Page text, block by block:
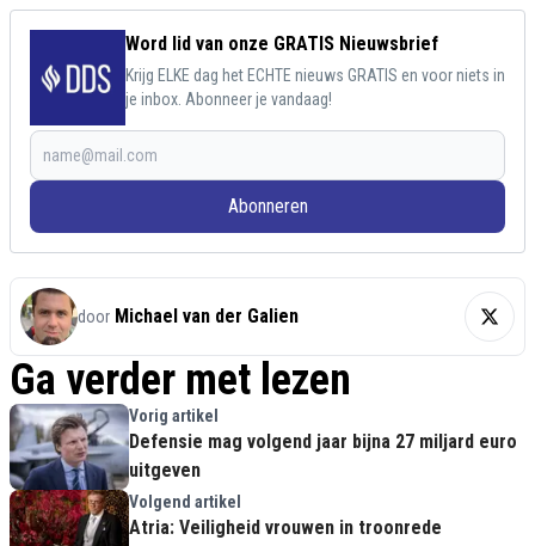
Word lid van onze GRATIS Nieuwsbrief
Krijg ELKE dag het ECHTE nieuws GRATIS en voor niets in
je inbox. Abonneer je vandaag!
Abonneren
door Michael van der Galien
Ga verder met lezen
Vorig artikel
Defensie mag volgend jaar bijna 27 miljard euro
uitgeven
Volgend artikel
Atria: Veiligheid vrouwen in troonrede